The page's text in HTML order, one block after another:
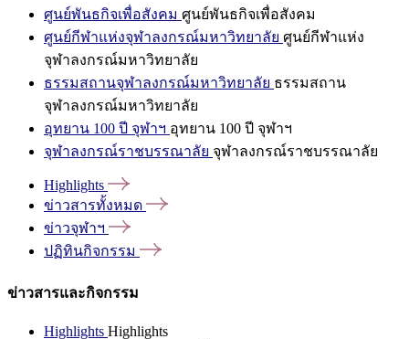
ศูนย์พันธกิจเพื่อสังคม ศูนย์พันธกิจเพื่อสังคม
ศูนย์กีฬาแห่งจุฬาลงกรณ์มหาวิทยาลัย ศูนย์กีฬาแห่ง
จุฬาลงกรณ์มหาวิทยาลัย
ธรรมสถานจุฬาลงกรณ์มหาวิทยาลัย ธรรมสถาน
จุฬาลงกรณ์มหาวิทยาลัย
อุทยาน 100 ปี จุฬาฯ อุทยาน 100 ปี จุฬาฯ
จุฬาลงกรณ์ราชบรรณาลัย จุฬาลงกรณ์ราชบรรณาลัย
Highlights
ข่าวสารทั้งหมด
ข่าวจุฬาฯ
ปฏิทินกิจกรรม
ข่าวสารและกิจกรรม
Highlights Highlights